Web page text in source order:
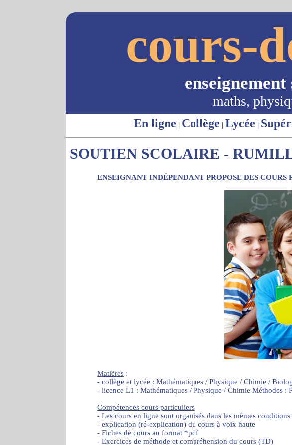
cours-
maths,
En ligne | Collège | Lycée |
SOUTIEN SCOLAIRE -
ENSEIGNANT INDÉPENDANT PROPOSE DES
Matières :
- collège et lycée : Mathématiques / Physique / Chimie /
- licence L1 : Mathématiques / Physique / Chimie Méthodes :
Compétences cours particuliers
- Les cours en ligne sont organisés dans les mêmes
- explication (ré-explication) du cours à voix haute
- Fiches de cours au format *pdf
- Exercices de méthode et compréhension du cours (TD)